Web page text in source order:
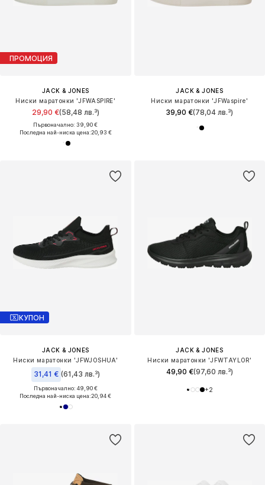
ПРОМОЦИЯ
JACK & JONES
Ниски маратонки 'JFWASPIRE'
29,90 €(58,48 лв.³)
Първоначално: 39,90 €
Последна най-ниска цена:20,93 €
JACK & JONES
Ниски маратонки 'JFWaspire'
39,90 €(78,04 лв.³)
КУПОН
JACK & JONES
Ниски маратонки 'JFWJOSHUA'
31,41 € (61,43 лв.³)
Първоначално: 49,90 €
Последна най-ниска цена:20,94 €
JACK & JONES
Ниски маратонки 'JFWTAYLOR'
49,90 €(97,60 лв.³)
+2